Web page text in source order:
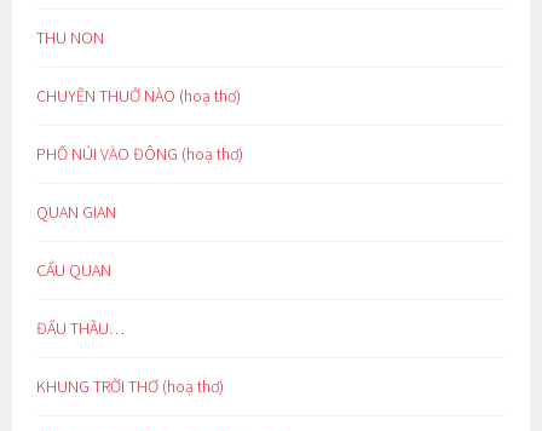
THU NON
CHUYỆN THUỞ NÀO (hoạ thơ)
PHỐ NÚI VÀO ĐÔNG (hoạ thơ)
QUAN GIAN
CẨU QUAN
ĐẤU THẦU…
KHUNG TRỜI THƠ (hoạ thơ)